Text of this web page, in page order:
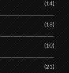
(14)
(18)
(10)
(21)